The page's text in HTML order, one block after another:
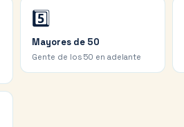
5️⃣
Mayores de 50
Gente de los 50 en adelante